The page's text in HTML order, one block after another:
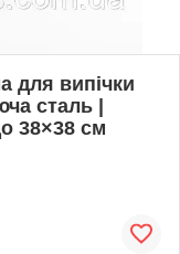
для випічки
сталь |
38×38 см